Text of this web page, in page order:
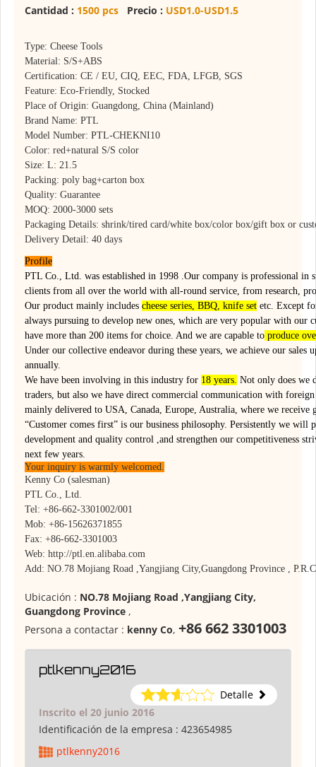
Cantidad : 1500 pcs Precio : USD1.0-USD1.5
Type: Cheese Tools
Material: S/S+ABS
Certification: CE / EU, CIQ, EEC, FDA, LFGB, SGS
Feature: Eco-Friendly, Stocked
Place of Origin: Guangdong, China (Mainland)
Brand Name: PTL
Model Number: PTL-CHEKNI10
Color: red+natural S/S color
Size: L: 21.5
Packing: poly bag+carton box
Quality: Guarantee
MOQ: 2000-3000 sets
Packaging Details: shrink/tired card/white box/color box/gift box or
Delivery Detail: 40 days
Profile
PTL Co., Ltd. was established in 1998 .Our company is professional in
clients from all over the world with all-round service, from research,
Our product mainly includes cheese series, BBQ, knife set etc. Except
always pursuing to develop new ones, which are very popular with our
have more than 200 items for choice. And we are capable to produce
Under our collective endeavor during these years, we achieve our sales
annually.
We have been involving in this industry for 18 years. Not only does we
traders, but also we have direct commercial communication with
mainly delivered to USA, Canada, Europe, Australia, where we receive
“Customer comes first” is our business philosophy. Persistently we will
development and quality control ,and strengthen our competitiveness
next few years.
Your inquiry is warmly welcomed.
Kenny Co (salesman)
PTL Co., Ltd.
Tel: +86-662-3301002/001
Mob: +86-15626371855
Fax: +86-662-3301003
Web: http://ptl.en.alibaba.com
Add: NO.78 Mojiang Road ,Yangjiang City,Guangdong Province ,
Ubicación : NO.78 Mojiang Road ,Yangjiang City,
Guangdong Province ,
Persona a contactar : kenny Co, +86 662 3301003
ptlkenny2016
Detalle
Inscrito el 20 junio 2016
Identificación de la empresa : 423654985
ptlkenny2016